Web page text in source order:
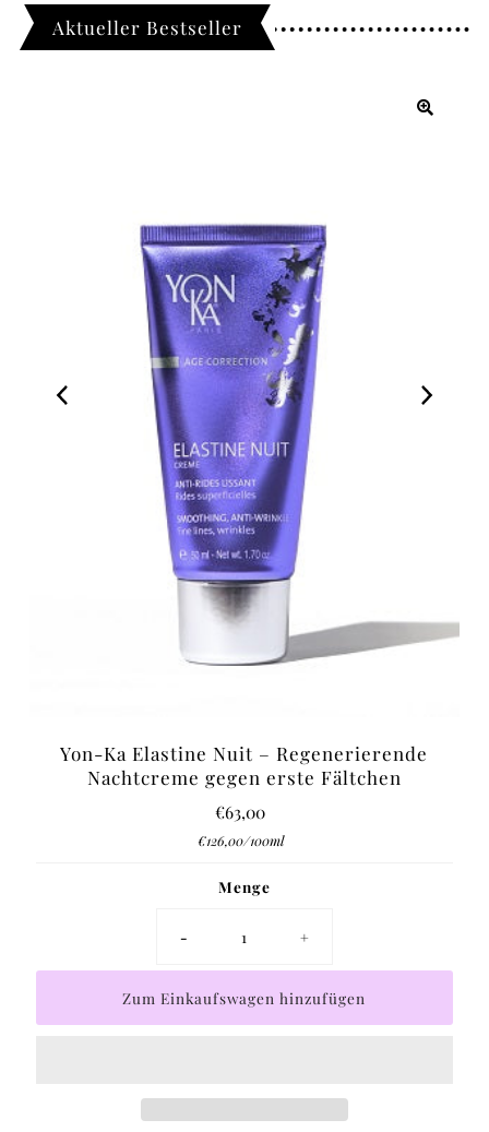
Aktueller Bestseller
Yon-Ka Elastine Nuit – Regenerierende
Nachtcreme gegen erste Fältchen
Regulärer
Preis
€63,00
Stückpreis
€126,00/pro
100ml
Menge
- +